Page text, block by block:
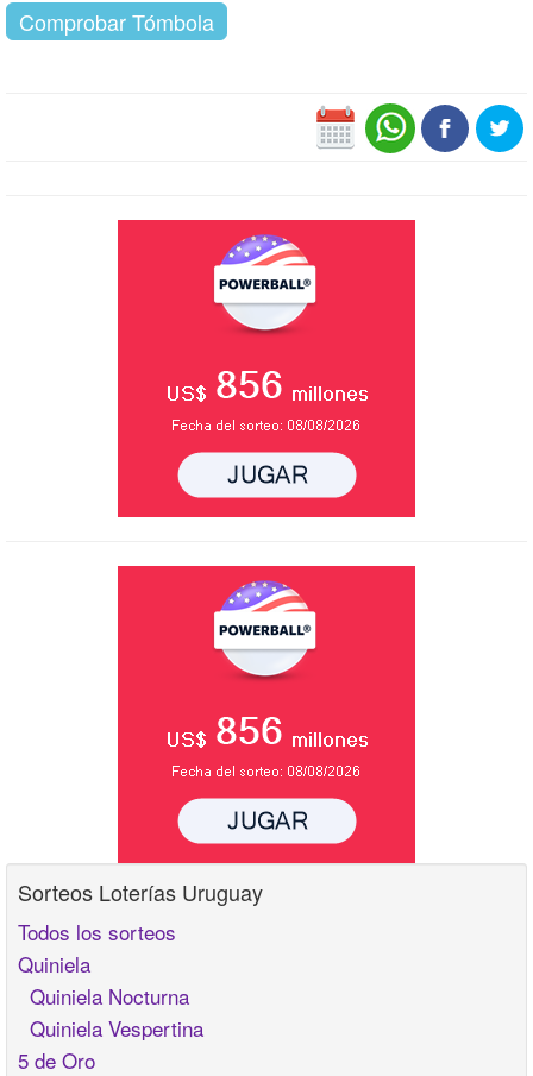
Comprobar Tómbola
Sorteos Loterías Uruguay
Todos los sorteos
Quiniela
Quiniela Nocturna
Quiniela Vespertina
5 de Oro